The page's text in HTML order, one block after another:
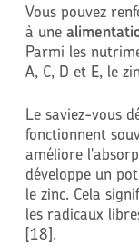
Vous pouvez
à une
Parmi les
A, C, D et E, le
Le saviez-vous
fonctionnent
améliore
développe un
le zinc. Cela
les radicaux
[18].